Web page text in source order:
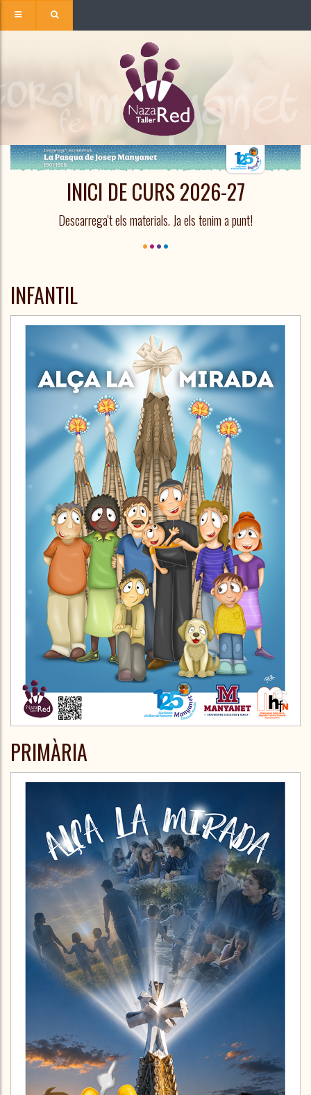
INICI DE CURS 2026-27
Descarrega't els materials. Ja els tenim a punt!
INFANTIL
PRIMÀRIA